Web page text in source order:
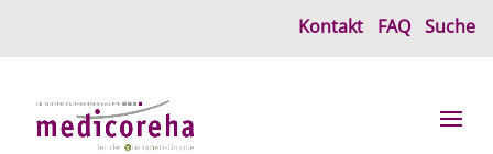
Kontakt FAQ Suche